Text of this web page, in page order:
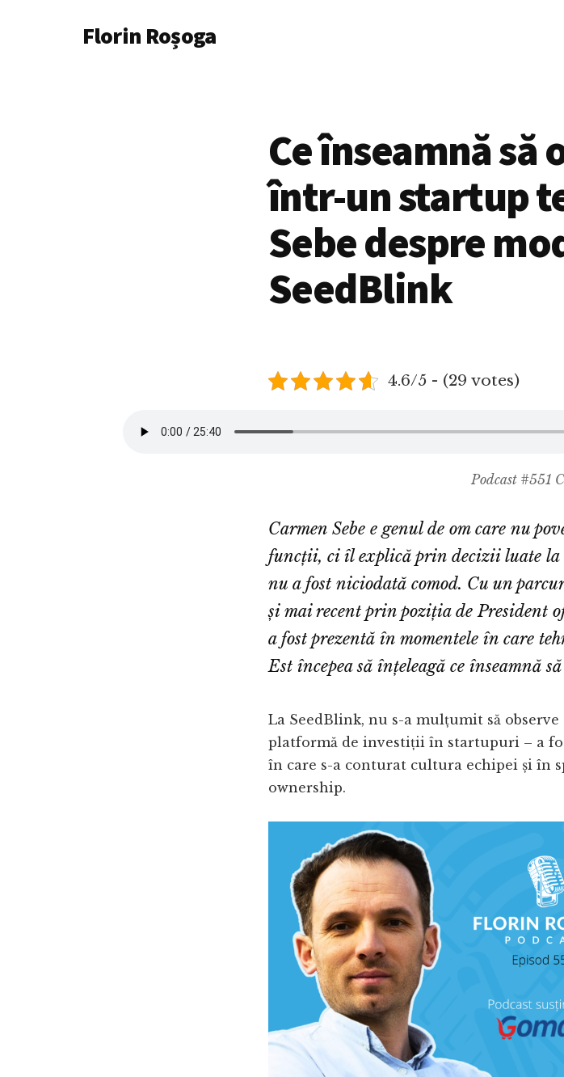
AdditionalFlorin Roșoga
Ce înseamnă
într-un startup
Sebe despre
SeedBlink
4.6/5 - (29 votes)
Podcast #551
Carmen Sebe e genul de om care nu
funcții, ci îl explică prin decizii luate la
nu a fost niciodată comod. Cu un
și mai recent prin poziția de President
a fost prezentă în momentele în care
Est începea să înțeleagă ce înseamnă
La SeedBlink, nu s-a mulțumit să
platformă de investiții în startupuri – a
în care s-a conturat cultura echipei și în
ownership.